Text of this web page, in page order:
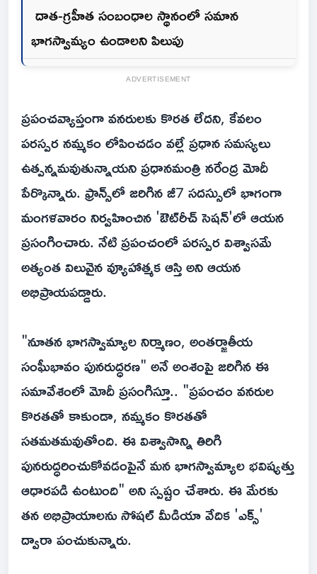
దాత-గ్రహీత సంబంధాల స్థానంలో సమాన
భాగస్వామ్యం ఉండాలని పిలుపు
ADVERTISEMENT
ప్రపంచవ్యాప్తంగా వనరులకు కొరత లేదని, కేవలం
పరస్పర నమ్మకం లోపించడం వల్లే ప్రధాన సమస్యలు
ఉత్పన్నమవుతున్నాయని ప్రధానమంత్రి నరేంద్ర మోదీ
పేర్కొన్నారు. ఫ్రాన్స్‌లో జరిగిన జీ7 సదస్సులో భాగంగా
మంగళవారం నిర్వహించిన 'ఔట్‌రీచ్ సెషన్'లో ఆయన
ప్రసంగించారు. నేటి ప్రపంచంలో పరస్పర విశ్వాసమే
అత్యంత విలువైన వ్యూహాత్మక ఆస్తి అని ఆయన
అభిప్రాయపడ్డారు.
"నూతన భాగస్వామ్యాల నిర్మాణం, అంతర్జాతీయ
సంఘీభావం పునరుద్ధరణ" అనే అంశంపై జరిగిన ఈ
సమావేశంలో మోదీ ప్రసంగిస్తూ.. "ప్రపంచం వనరుల
కొరతతో కాకుండా, నమ్మకం కొరతతో
సతమతమవుతోంది. ఈ విశ్వాసాన్ని తిరిగి
పునరుద్ధరించుకోవడంపైనే మన భాగస్వామ్యాల భవిష్యత్తు
ఆధారపడి ఉంటుంది" అని స్పష్టం చేశారు. ఈ మేరకు
తన అభిప్రాయాలను సోషల్ మీడియా వేదిక 'ఎక్స్'
ద్వారా పంచుకున్నారు.